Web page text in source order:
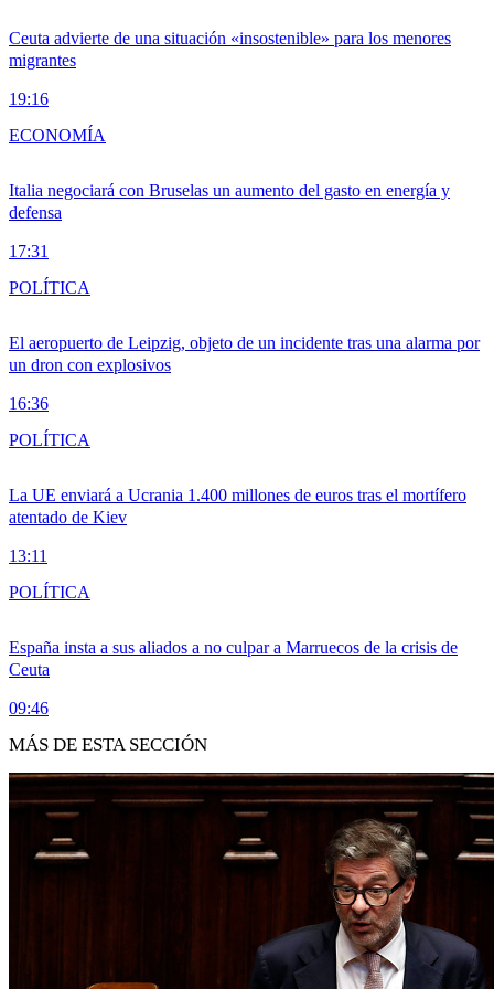
Ceuta advierte de una situación «insostenible» para los menores
migrantes
19:16
Italia negociará con Bruselas un aumento del gasto en energía y
defensa
17:31
ECONOMÍA
El aeropuerto de Leipzig, objeto de un incidente tras una alarma por
un dron con explosivos
16:36
POLÍTICA
La UE enviará a Ucrania 1.400 millones de euros tras el mortífero
atentado de Kiev
13:11
POLÍTICA
España insta a sus aliados a no culpar a Marruecos de la crisis de
Ceuta
09:46
POLÍTICA
MÁS DE ESTA SECCIÓN